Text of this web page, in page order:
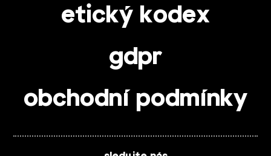
etický kodex
gdpr
obchodní podmínky